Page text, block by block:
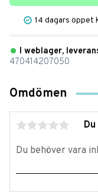
14 dagars öppet
I weblager,
470414207050
Omdömen
Du